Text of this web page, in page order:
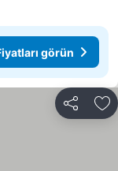
görün
Paylaş